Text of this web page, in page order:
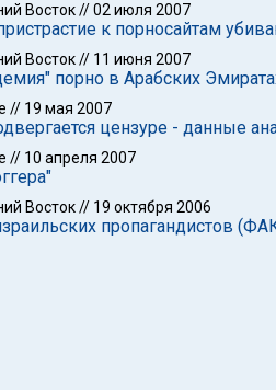
Восток//02 июля 2007
к порносайтам
Восток// 11 июня 2007
порно в Арабских
// 19 мая 2007
цензуре - данные
// 10 апреля 2007
Восток// 19 октября 2006
пропагандистов